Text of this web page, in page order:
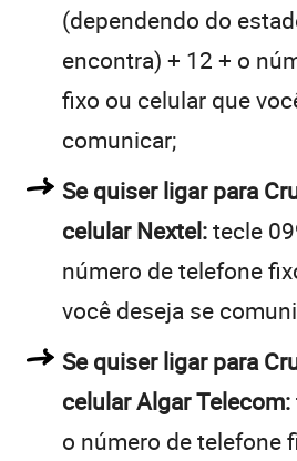
(dependendo do
encontra) + 12 + o
fixo ou celular que
comunicar;
Se quiser ligar para
celular Nextel:tecle
número de telefone
você deseja se
Se quiser ligar para
celular Algar Telecom:
o número de telefone